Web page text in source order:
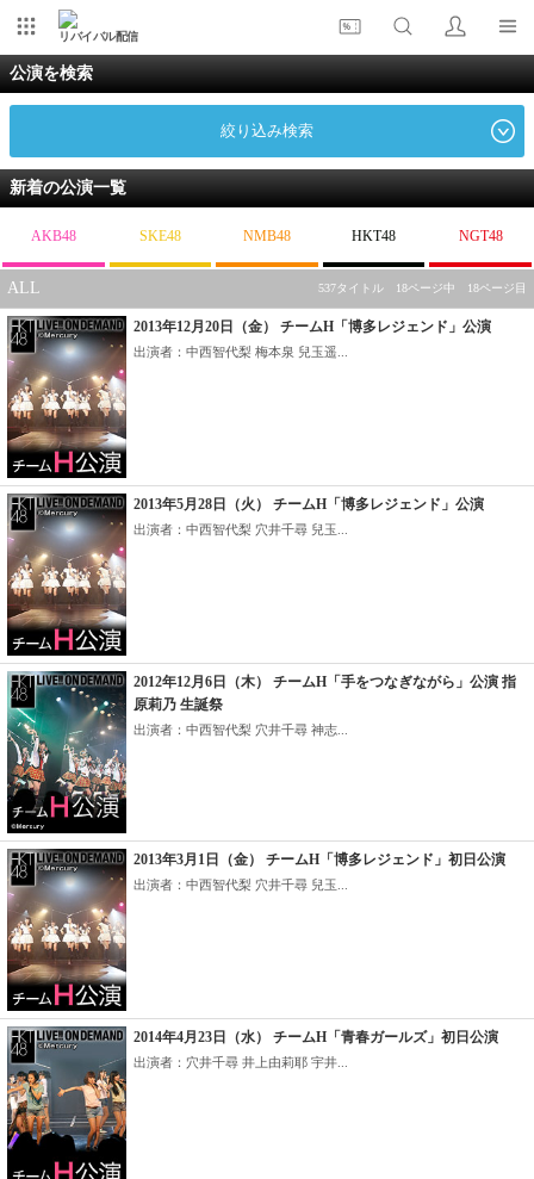
リバイバル配信
公演を検索
絞り込み検索
新着の公演一覧
AKB48 SKE48 NMB48 HKT48 NGT48
ALL 537タイトル 18ページ中 18ページ目
2013年12月20日（金） チームH「博多レジェンド」公演
出演者：中西智代梨 梅本泉 兒玉遥...
2013年5月28日（火） チームH「博多レジェンド」公演
出演者：中西智代梨 穴井千尋 兒玉...
2012年12月6日（木） チームH「手をつなぎながら」公演 指
原莉乃 生誕祭
出演者：中西智代梨 穴井千尋 神志...
2013年3月1日（金） チームH「博多レジェンド」初日公演
出演者：中西智代梨 穴井千尋 兒玉...
2014年4月23日（水） チームH「青春ガールズ」初日公演
出演者：穴井千尋 井上由莉耶 宇井...